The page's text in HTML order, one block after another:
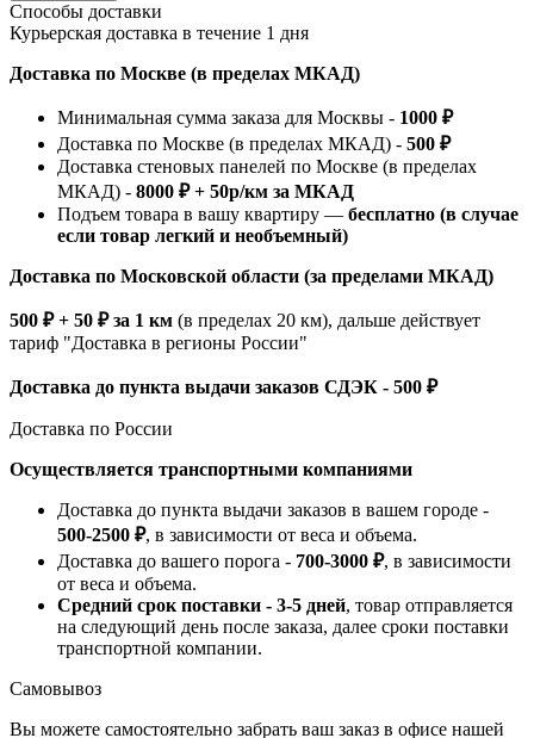
Способы доставки
Курьерская доставка в течение 1 дня
Доставка по Москве (в пределах МКАД)
Минимальная сумма заказа для Москвы - 1000 ₽
Доставка по Москве (в пределах МКАД) - 500 ₽
Доставка стеновых панелей по Москве (в пределах
МКАД) - 8000 ₽ + 50р/км за МКАД
Подъем товара в вашу квартиру — бесплатно (в случае
если товар легкий и необъемный)
Доставка по Московской области (за пределами МКАД)
500 ₽ + 50 ₽ за 1 км (в пределах 20 км), дальше действует
тариф "Доставка в регионы России"
Доставка до пункта выдачи заказов СДЭК - 500 ₽
Доставка по России
Осуществляется транспортными компаниями
Доставка до пункта выдачи заказов в вашем городе -
500-2500 ₽, в зависимости от веса и объема.
Доставка до вашего порога - 700-3000 ₽, в зависимости
от веса и объема.
Средний срок поставки - 3-5 дней, товар отправляется
на следующий день после заказа, далее сроки поставки
транспортной компании.
Самовывоз
Вы можете самостоятельно забрать ваш заказ в офисе нашей